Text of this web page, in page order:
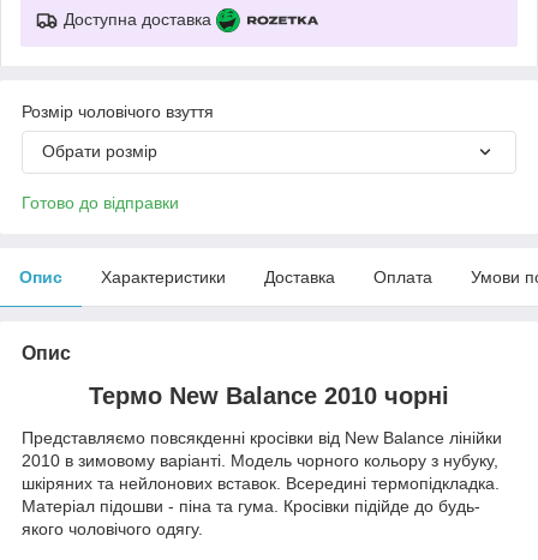
Доступна доставка
Розмір чоловічого взуття
Обрати розмір
Готово до відправки
Опис Характеристики Доставка Оплата Умови
Опис
Термо New Balance 2010 чорні
Представляємо повсякденні кросівки від New Balance лінійки
2010 в зимовому варіанті. Модель чорного кольору з нубуку,
шкіряних та нейлонових вставок. Всередині термопідкладка.
Матеріал підошви - піна та гума. Кросівки підійде до будь-
якого чоловічого одягу.